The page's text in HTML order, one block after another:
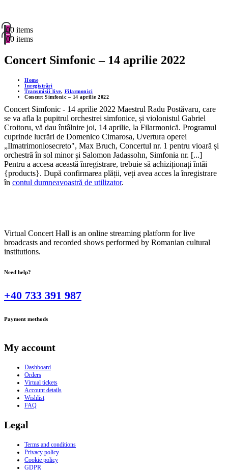
00 items
00 items
Concert Simfonic – 14 aprilie 2022
Home
Înregistrări
Transmisii live, Filarmonici
Concert Simfonic – 14 aprilie 2022
Concert Simfonic - 14 aprilie 2022 Maestrul Radu Postăvaru, care
se va afla la pupitrul orchestrei simfonice, și violonistul Gabriel
Croitoru, vă dau întâlnire joi, 14 aprilie, la Filarmonică. Programul
cuprinde lucrări de Domenico Cimarosa, Uvertura operei
„Ilmatrimoniosecreto", Max Bruch, Concertul nr. 1 pentru vioară și
orchestră în sol minor și Salomon Jadassohn, Simfonia nr. [...]
Pentru a accesa această înregistrare, trebuie să achiziționați întâi
{products}. După confirmarea plății, veți avea acces la înregistrare
în contul dumneavoastră de utilizator.
Virtual Concert Hall is an online streaming platform for live
broadcasts and recorded shows performed by Romanian cultural
institutions.
Need help?
+40 733 391 987
Payment methods
My account
Dashboard
Orders
Virtual tickets
Account details
Wishlist
FAQ
Legal
Terms and conditions
Privacy policy
Cookie policy
GDPR